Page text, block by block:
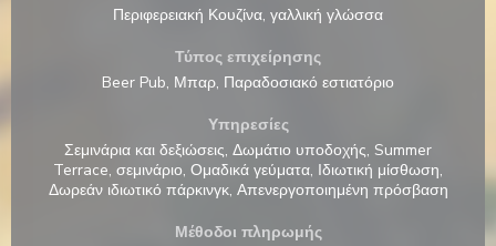
Περιφερειακή Κουζίνα, γαλλική γλώσσα
Τύπος επιχείρησης
Beer Pub, Μπαρ, Παραδοσιακό εστιατόριο
Υπηρεσίες
Σεμινάρια και δεξιώσεις, Δωμάτιο υποδοχής, Summer
Terrace, σεμινάριο, Ομαδικά γεύματα, Ιδιωτική μίσθωση,
Δωρεάν ιδιωτικό πάρκινγκ, Απενεργοποιημένη πρόσβαση
Μέθοδοι πληρωμής